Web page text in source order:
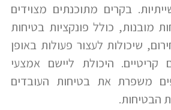
בקרים מתוכנתים מצוידים
מובנות, כולל פונקציות בטיחות
שיכולות לעצור פעולות באופן
קריטיים. היכולת ליישם אמצעי
משפרת את בטיחות העובדים
הבטיחות.